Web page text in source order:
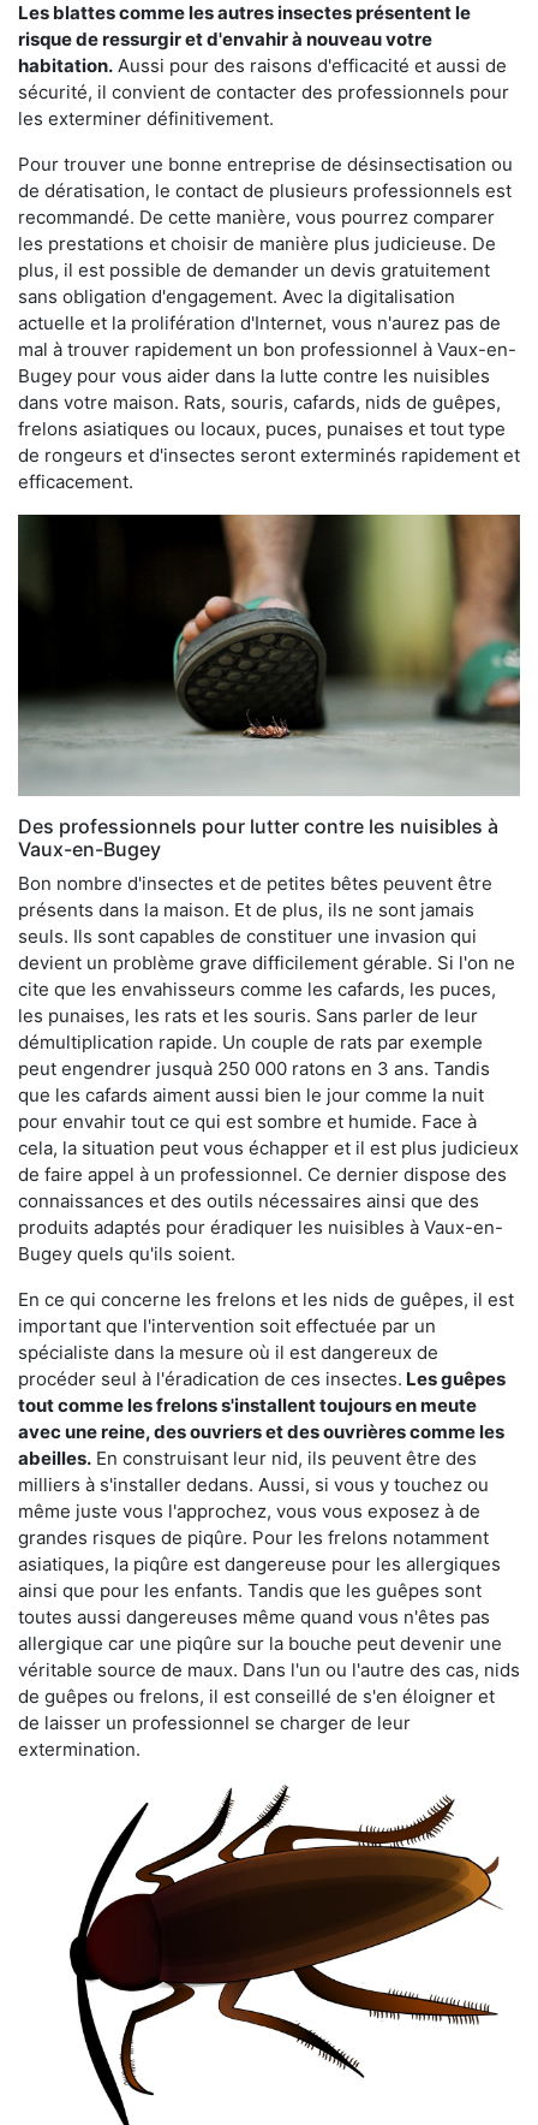
Les blattes comme les autres insectes présentent le
risque de ressurgir et d'envahir à nouveau votre
habitation. Aussi pour des raisons d'efficacité et aussi de
sécurité, il convient de contacter des professionnels pour
les exterminer définitivement.
Pour trouver une bonne entreprise de désinsectisation ou
de dératisation, le contact de plusieurs professionnels est
recommandé. De cette manière, vous pourrez comparer
les prestations et choisir de manière plus judicieuse. De
plus, il est possible de demander un devis gratuitement
sans obligation d'engagement. Avec la digitalisation
actuelle et la prolifération d'Internet, vous n'aurez pas de
mal à trouver rapidement un bon professionnel à Vaux-en-
Bugey pour vous aider dans la lutte contre les nuisibles
dans votre maison. Rats, souris, cafards, nids de guêpes,
frelons asiatiques ou locaux, puces, punaises et tout type
de rongeurs et d'insectes seront exterminés rapidement et
efficacement.
Des professionnels pour lutter contre les nuisibles à
Vaux-en-Bugey
Bon nombre d'insectes et de petites bêtes peuvent être
présents dans la maison. Et de plus, ils ne sont jamais
seuls. Ils sont capables de constituer une invasion qui
devient un problème grave difficilement gérable. Si l'on ne
cite que les envahisseurs comme les cafards, les puces,
les punaises, les rats et les souris. Sans parler de leur
démultiplication rapide. Un couple de rats par exemple
peut engendrer jusquà 250 000 ratons en 3 ans. Tandis
que les cafards aiment aussi bien le jour comme la nuit
pour envahir tout ce qui est sombre et humide. Face à
cela, la situation peut vous échapper et il est plus judicieux
de faire appel à un professionnel. Ce dernier dispose des
connaissances et des outils nécessaires ainsi que des
produits adaptés pour éradiquer les nuisibles à Vaux-en-
Bugey quels qu'ils soient.
En ce qui concerne les frelons et les nids de guêpes, il est
important que l'intervention soit effectuée par un
spécialiste dans la mesure où il est dangereux de
procéder seul à l'éradication de ces insectes. Les guêpes
tout comme les frelons s'installent toujours en meute
avec une reine, des ouvriers et des ouvrières comme les
abeilles. En construisant leur nid, ils peuvent être des
milliers à s'installer dedans. Aussi, si vous y touchez ou
même juste vous l'approchez, vous vous exposez à de
grandes risques de piqûre. Pour les frelons notamment
asiatiques, la piqûre est dangereuse pour les allergiques
ainsi que pour les enfants. Tandis que les guêpes sont
toutes aussi dangereuses même quand vous n'êtes pas
allergique car une piqûre sur la bouche peut devenir une
véritable source de maux. Dans l'un ou l'autre des cas, nids
de guêpes ou frelons, il est conseillé de s'en éloigner et
de laisser un professionnel se charger de leur
extermination.